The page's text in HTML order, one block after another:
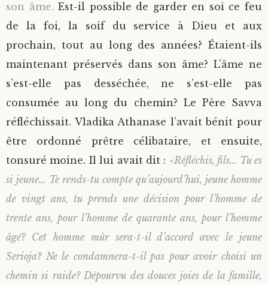
son âme.Est-il possible de garder en soi ce feu
de la foi, la soif du service à Dieu et aux
prochain, tout au long des années? Étaient-ils
maintenant préservés dans son âme? L’âme ne
s’est-elle pas desséchée, ne s’est-elle pas
consumée au long du chemin? Le Père Savva
réfléchissait. Vladika Athanase l’avait bénit pour
être ordonné prêtre célibataire, et ensuite,
tonsuré moine. Il lui avait dit : «Réfléchis, fils… Tu es
si jeune… Te rends-tu compte qu’aujourd’hui, jeune homme
de vingt ans, tu prends une décision pour l’homme de
trente ans, pour l’homme de quarante ans, pour l’homme
âgé? Cet homme mûr sera-t-il d’accord avec le jeune
Serioja? Ne le condamnera-t-il pas pour avoir choisi un
chemin si raide? Dépourvu des douces joies de la famille,